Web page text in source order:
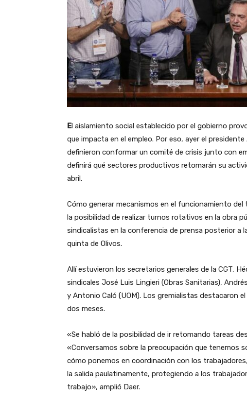
E l aislamiento social establecido por el gobierno
que impacta en el empleo. Por eso, ayer el
definieron conformar un comité de crisis junto con
definirá qué sectores productivos retomarán su
abril.
Cómo generar mecanismos en el funcionamiento
la posibilidad de realizar turnos rotativos en la obra
sindicalistas en la conferencia de prensa posterior a
quinta de Olivos.
Allí estuvieron los secretarios generales de la CGT,
sindicales José Luis Lingieri (Obras Sanitarias),
y Antonio Caló (UOM). Los gremialistas destacaron
dos meses.
«Se habló de la posibilidad de ir retomando tareas
«Conversamos sobre la preocupación que tenemos
cómo ponemos en coordinación con los
la salida paulatinamente, protegiendo a los
trabajo», amplió Daer.